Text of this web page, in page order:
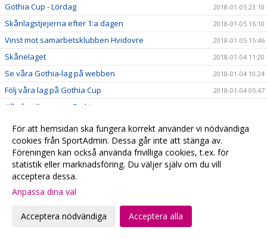
Gothia Cup - Lördag 2018-01-05 23:10
Skånlagstjejerna efter 1:a dagen 2018-01-05 16:10
Vinst mot samarbetsklubben Hvidovre 2018-01-05 15:46
Skånelaget 2018-01-04 11:20
Se våra Gothia-lag på webben 2018-01-04 10:24
Följ våra lag på Gothia Cup 2018-01-04 05:47
#fbcfamiljen goes Gothia
God Jul & Gott Nytt År 2017-12-23 20:13
Kansliet håller stängd 2017-12-22 20:28
Hyllade VM-hjältar 2017-12-22 00:15
Julklappstips 2 - Hushållsnära tjänster till medlemspriser
Damerna vidare i SkM
Julklappstips 1 – Teamson Webbutik
För att hemsidan ska fungera korrekt använder vi nödvändiga
cookies från SportAdmin. Dessa går inte att stänga av.
Föreningen kan också använda frivilliga cookies, t.ex. för
statistik eller marknadsföring. Du väljer själv om du vill
acceptera dessa.
Anpassa dina val
Acceptera nödvändiga Acceptera alla